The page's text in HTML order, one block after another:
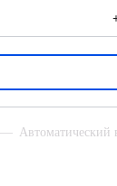
Автоматический